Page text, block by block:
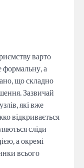
варто
формальну, а
що складно
Зазвичай
які вже
відкривається
сліди
а окремі
всього